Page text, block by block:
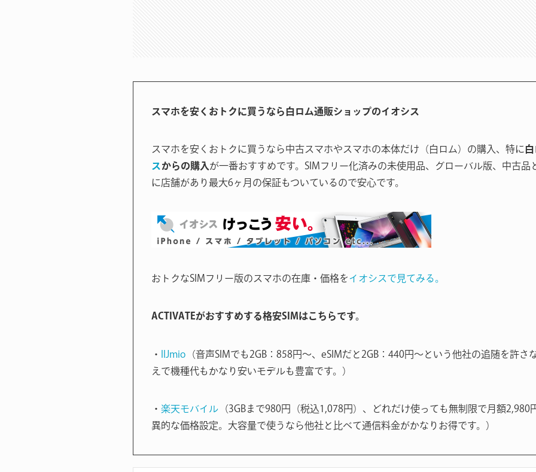
スマホを安くおトクに買うなら白ロム通販ショップのイオシス
スマホを安くおトクに買うなら中古スマホやスマホの本体だけ（白ロム）の購入、特に
ス からの購入 が一番おすすめです。SIMフリー化済みの未使用品、グローバル版、中古品
に店舗があり最大6ヶ月の保証もついているので安心です。
おトクなSIMフリー版のスマホの在庫・価格をイオシスで見てみる。
ACTIVATEがおすすめする格安SIMはこちらです。
・ IIJmio （音声SIMでも2GB：858円〜、eSIMだと2GB：440円〜という他社の追随を許さ
えで機種代もかなり安いモデルも豊富です。）
・ 楽天モバイル （3GBまで980円（税込1,078円）、どれだけ使っても無制限で月額
異的な価格設定。大容量で使うなら他社と比べて通信料金がかなりお得です。）